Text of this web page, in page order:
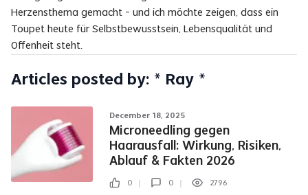
Herzensthema gemacht – und ich möchte zeigen, dass ein
Toupet heute für Selbstbewusstsein, Lebensqualität und
Offenheit steht.
Articles posted by: * Ray *
December 18, 2025
Microneedling gegen
Haarausfall: Wirkung, Risiken,
Ablauf & Fakten 2026
0 0 2796